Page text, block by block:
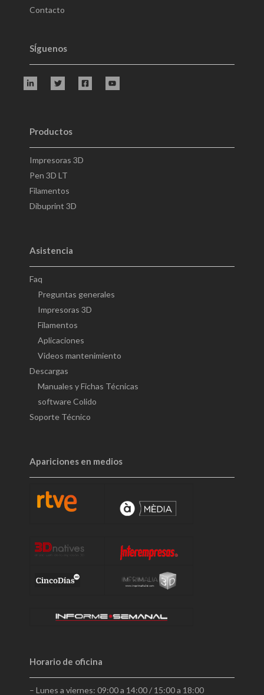
Contacto
SÍguenos
Productos
Impresoras 3D
Pen 3D LT
Filamentos
Dibuprint 3D
Asistencia
Faq
Preguntas generales
Impresoras 3D
Filamentos
Aplicaciones
Videos mantenimiento
Descargas
Manuales y Fichas Técnicas
software Colido
Soporte Técnico
Apariciones en medios
Horario de oficina
– Lunes a viernes: 09:00 a 14:00 / 15:00 a 18:00